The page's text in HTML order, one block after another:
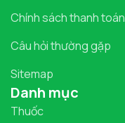
Chính sách thanh toán
Câu hỏi thường gặp
Sitemap
Danh mục
Thuốc